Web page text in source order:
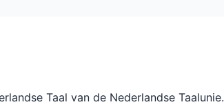
Taal van de Nederlandse Taalunie.